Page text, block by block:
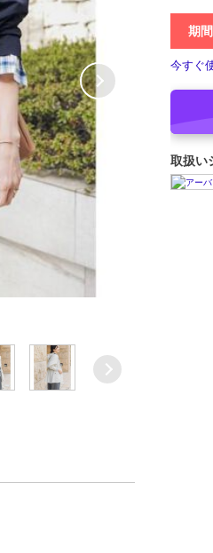
期
今すぐ
取扱い